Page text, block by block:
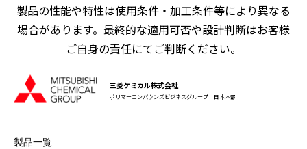
製品の性能や特性は使用条件・加工条件等により異なる
場合があります。最終的な適用可否や設計判断はお客様
ご自身の責任にてご判断ください。
三菱ケミカル株式会社
ポリマーコンパウンズビジネスグループ 日本本部
製品一覧